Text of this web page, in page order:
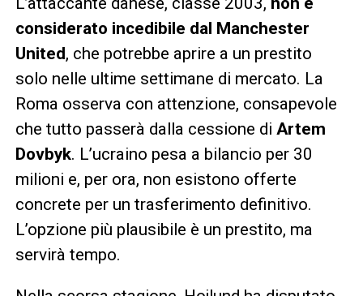
considerato incedibile dal Manchester
United, che potrebbe aprire a un prestito
solo nelle ultime settimane di mercato. La
Roma osserva con attenzione, consapevole
che tutto passerà dalla cessione di Artem
Dovbyk. L’ucraino pesa a bilancio per 30
milioni e, per ora, non esistono offerte
concrete per un trasferimento definitivo.
L’opzione più plausibile è un prestito, ma
servirà tempo.